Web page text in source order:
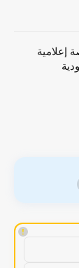
إعلامية
!